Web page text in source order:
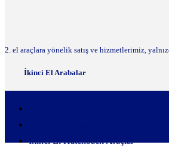
2. el araçlara yönelik satış ve hizmetlerimiz,
İkinci El Arabalar
İkinci El Hatchback Araçlar